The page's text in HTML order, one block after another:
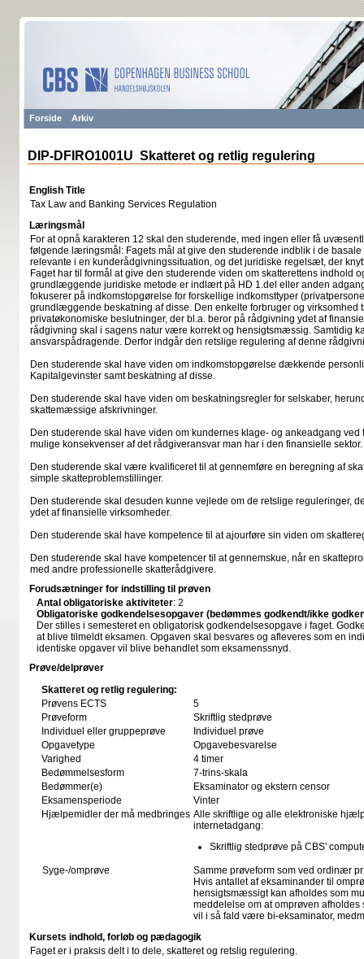
Forside Arkiv
DIP-DFIRO1001U Skatteret og retlig regulering
English Title
Tax Law and Banking Services Regulation
Læringsmål
For at opnå karakteren 12 skal den studerende, med ingen eller få
følgende læringsmål: Fagets mål at give den studerende indblik i de
relevante i en kunderådgivningssituation, og det juridiske regelsæt, der
Faget har til formål at give den studerende viden om skatterettens indhold
grundlæggende juridiske metode er indlært på HD 1.del eller anden
fokuserer på indkomstopgørelse for forskellige indkomsttyper
grundlæggende beskatning af disse. Den enkelte forbruger og
privatøkonomiske beslutninger, der bl.a. beror på rådgivning ydet af
rådgivning skal i sagens natur være korrekt og hensigtsmæssig. Samtidig
ansvarspådragende. Derfor indgår den retslige regulering af denne
Den studerende skal have viden om indkomstopgørelse dækkende
Kapitalgevinster samt beskatning af disse.
Den studerende skal have viden om beskatningsregler for selskaber,
skattemæssige afskrivninger.
Den studerende skal have viden om kundernes klage- og ankeadgang
mulige konsekvenser af det rådgiveransvar man har i den finansielle sektor.
Den studerende skal være kvalificeret til at gennemføre en beregning af
simple skatteproblemstillinger.
Den studerende skal desuden kunne vejlede om de retslige reguleringer,
ydet af finansielle virksomheder.
Den studerende skal have kompetence til at ajourføre sin viden om
Den studerende skal have kompetencer til at gennemskue, når en
med andre professionelle skatterådgivere.
Forudsætninger for indstilling til prøven
Antal obligatoriske aktiviteter: 2
Obligatoriske godkendelsesopgaver (bedømmes godkendt/ikke
Der stilles i semesteret en obligatorisk godkendelsesopgave i faget.
at blive tilmeldt eksamen. Opgaven skal besvares og afleveres som en
identiske opgaver vil blive behandlet som eksamenssnyd.
Prøve/delprøver
Skatteret og retlig regulering:
Prøvens ECTS
5
Prøveform
Skriftlig stedprøve
Individuel eller gruppeprøve
Individuel prøve
Opgavetype
Opgavebesvarelse
Varighed
4 timer
Bedømmelsesform
7-trins-skala
Bedømmer(e)
Eksaminator og ekstern censor
Eksamensperiode
Vinter
Hjælpemidler der må medbringes Alle skriftlige og alle elektroniske
internetadgang:
Skriftlig stedprøve på CBS'
Syge-/omprøve
Samme prøveform som ved ordinær
Hvis antallet af eksaminander til
hensigtsmæssigt kan afholdes som
meddelelse om at omprøven
vil i så fald være bi-eksaminator,
Kursets indhold, forløb og pædagogik
Faget er i praksis delt i to dele, skatteret og retslig regulering.